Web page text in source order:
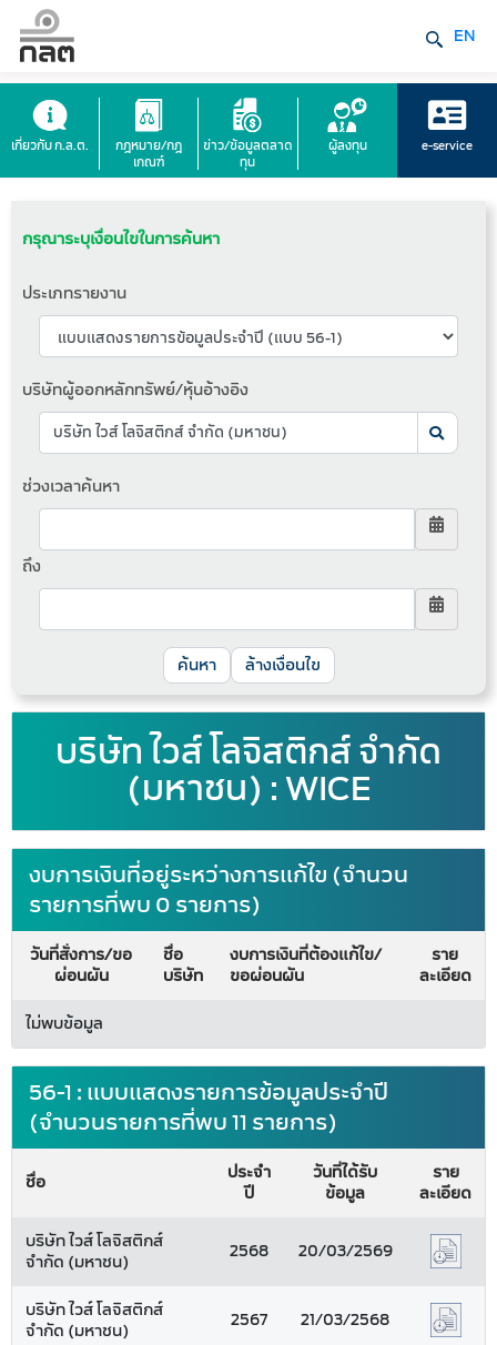
EN
เกี่ยวกับ ก.ล.ต.
กฎหมาย/กฎ
เกณฑ์
ข่าว/ข้อมูลตลาด
ทุน
ผู้ลงทุน e-service
กรุณาระบุเงื่อนไขในการค้นหา
ประเภทรายงาน
บริษัทผู้ออกหลักทรัพย์/หุ้นอ้างอิง
ช่วงเวลาค้นหา
ถึง
ล้างเงื่อนไข
บริษัท ไวส์ โลจิสติกส์ จำกัด
(มหาชน) : WICE
งบการเงินที่อยู่ระหว่างการแก้ไข (จำนวน
รายการที่พบ 0 รายการ)
วันที่สั่งการ/ขอ
ผ่อนผัน
ชื่อ
บริษัท
งบการเงินที่ต้องแก้ไข/
ขอผ่อนผัน
ราย
ละเอียด
ไม่พบข้อมูล
56-1 : แบบแสดงรายการข้อมูลประจำปี
(จำนวนรายการที่พบ 11 รายการ)
ชื่อ
ประจำ
ปี
วันที่ได้รับ
ข้อมูล
ราย
ละเอียด
บริษัท ไวส์ โลจิสติกส์
จำกัด (มหาชน)
2568 20/03/2569
บริษัท ไวส์ โลจิสติกส์
จำกัด (มหาชน)
2567 21/03/2568